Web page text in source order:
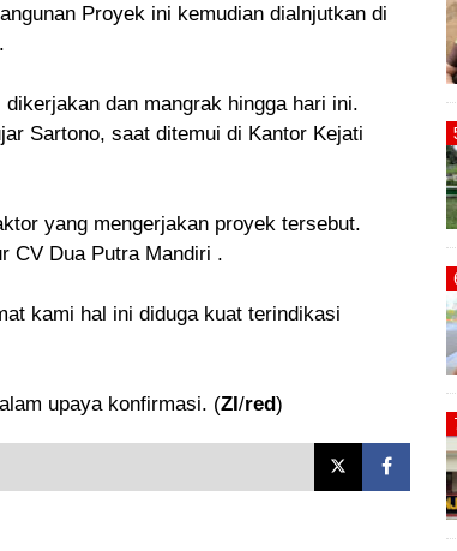
Proyek ini kemudian dialnjutkan di
dan mangrak hingga hari ini.
Sartono, saat ditemui di Kantor Kejati
yang mengerjakan proyek tersebut.
CV Dua Putra Mandiri .
kami hal ini diduga kuat terindikasi
upaya konfirmasi. (ZI/red)